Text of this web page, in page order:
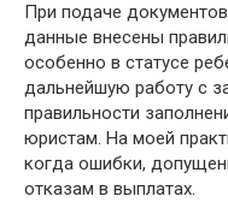
При подаче
данные внесены
особенно в статусе
дальнейшую работу с
правильности
юристам. На моей
когда ошибки,
отказам в выплатах.